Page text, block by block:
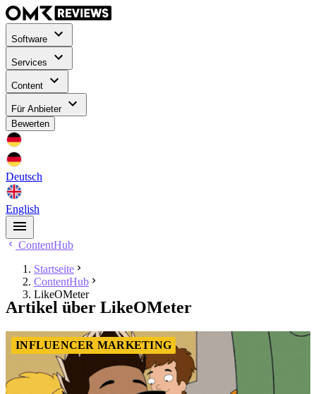
Software
Services
Content
Für Anbieter
Bewerten
Deutsch
English
ContentHub
Startseite
ContentHub
LikeOMeter
Artikel über LikeOMeter
INFLUENCER MARKETING